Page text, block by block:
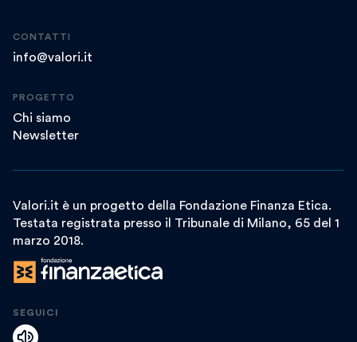
CONTATTI
info@valori.it
PROGETTO
Chi siamo
Newsletter
Valori.it è un progetto della Fondazione Finanza Etica.
Testata registrata presso il Tribunale di Milano, 65 del 1
marzo 2018.
SEGUICI